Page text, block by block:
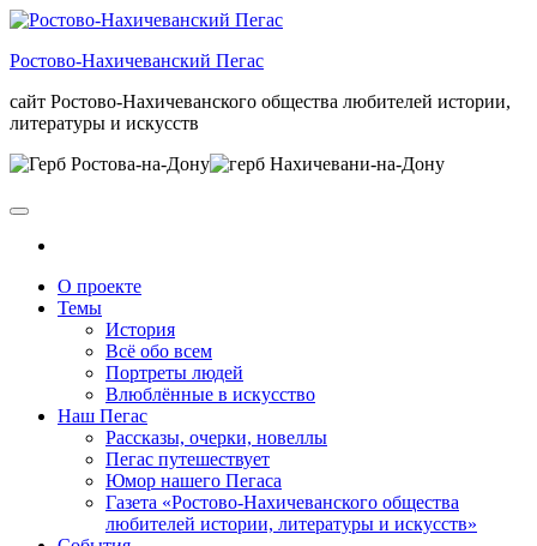
Skip
the
Ростово-Нахичеванский Пегас
сайт Ростово-Нахичеванского общества любителей истории,
литературы и искусств
О проекте
Темы
История
Всё обо всем
Портреты людей
Влюблённые в искусство
Наш Пегас
Рассказы, очерки, новеллы
Пегас путешествует
Юмор нашего Пегаса
Газета «Ростово-Нахичеванского общества
любителей истории, литературы и искусств»